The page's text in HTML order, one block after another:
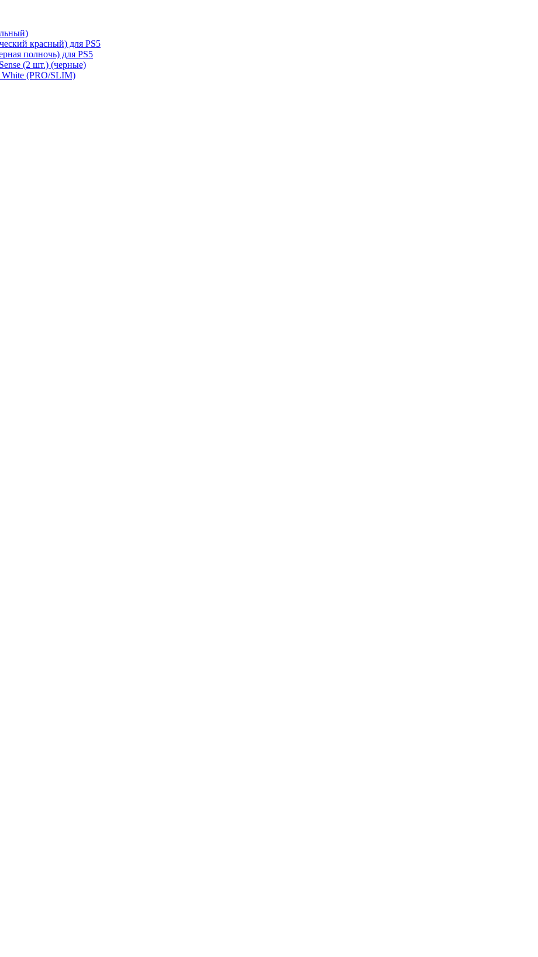
красный) для PS5
полночь) для PS5
(2 шт.) (черные)
White (PRO/SLIM)